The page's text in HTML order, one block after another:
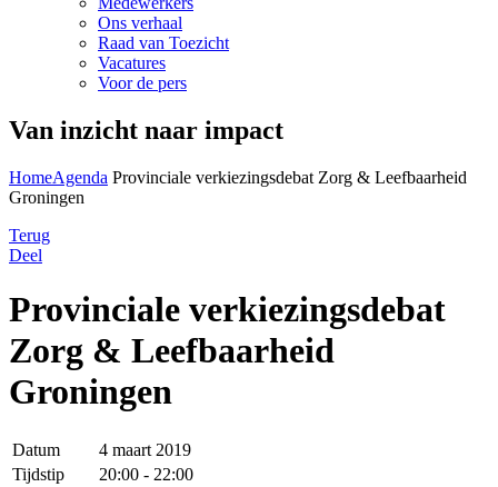
Ons verhaal
Raad van Toezicht
Vacatures
Voor de pers
Van inzicht naar impact
HomeAgenda Provinciale verkiezingsdebat Zorg & Leefbaarheid
Groningen
Terug
Deel
Provinciale verkiezingsdebat
Zorg & Leefbaarheid
Groningen
Datum
4 maart 2019
Tijdstip
20:00 - 22:00